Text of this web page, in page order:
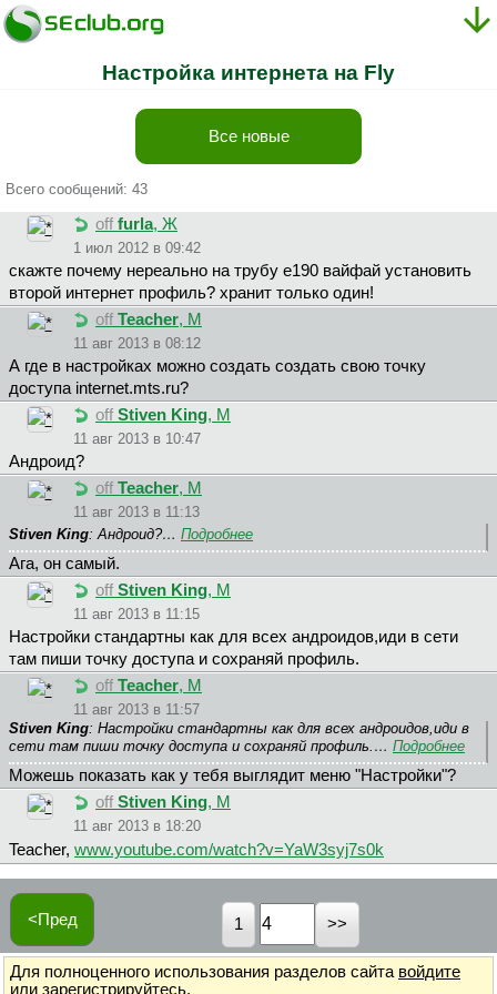
Настройка интернета на Fly
Все новые
Всего сообщений: 43
off furla, Ж
1 июл 2012 в 09:42
скажте почему нереально на трубу е190 вайфай установить
второй интернет профиль? хранит только один!
off Teacher, М
11 авг 2013 в 08:12
А где в настройках можно создать создать свою точку
доступа internet.mts.ru?
off Stiven King, М
11 авг 2013 в 10:47
Андроид?
off Teacher, М
11 авг 2013 в 11:13
Stiven King: Андроид?… Подробнее
Ага, он самый.
off Stiven King, М
11 авг 2013 в 11:15
Настройки стандартны как для всех андроидов,иди в сети
там пиши точку доступа и сохраняй профиль.
off Teacher, М
11 авг 2013 в 11:57
Stiven King: Настройки стандартны как для всех андроидов,иди в
сети там пиши точку доступа и сохраняй профиль.… Подробнее
Можешь показать как у тебя выглядит меню "Настройки"?
off Stiven King, М
11 авг 2013 в 18:20
Teacher, www.youtube.com/watch?v=YaW3syj7s0k
<Пред 1
Для полноценного использования разделов сайта войдите
или зарегистрируйтесь.